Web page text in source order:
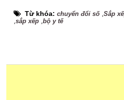
Từ khóa:chuyển đổi số,Sắp
,sắp xếp ,bộ y tế